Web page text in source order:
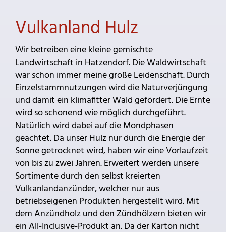
Vulkanland Hulz
Wir betreiben eine kleine gemischte
Landwirtschaft in Hatzendorf. Die Waldwirtschaft
war schon immer meine große Leidenschaft. Durch
Einzelstammnutzungen wird die Naturverjüngung
und damit ein klimafitter Wald gefördert. Die Ernte
wird so schonend wie möglich durchgeführt.
Natürlich wird dabei auf die Mondphasen
geachtet. Da unser Hulz nur durch die Energie der
Sonne getrocknet wird, haben wir eine Vorlaufzeit
von bis zu zwei Jahren. Erweitert werden unsere
Sortimente durch den selbst kreierten
Vulkanlandanzünder, welcher nur aus
betriebseigenen Produkten hergestellt wird. Mit
dem Anzündholz und den Zündhölzern bieten wir
ein All-Inclusive-Produkt an. Da der Karton nicht